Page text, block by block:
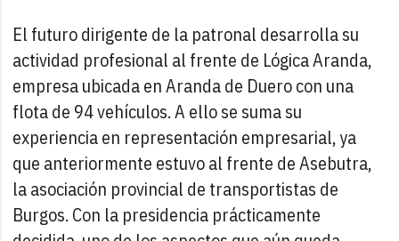
El futuro dirigente de la patronal desarrolla su
actividad profesional al frente de Lógica Aranda,
empresa ubicada en Aranda de Duero con una
flota de 94 vehículos. A ello se suma su
experiencia en representación empresarial, ya
que anteriormente estuvo al frente de Asebutra,
la asociación provincial de transportistas de
Burgos. Con la presidencia prácticamente